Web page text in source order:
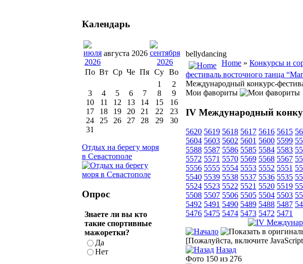
bellydancing
Home » Конкурсы и
фестиваль восточного танца
Международный конкурс-
Мои фавориты
IV Международный
5620 5619 5618 5617 5616 5615
5604 5603 5602 5601 5600 5599
5588 5587 5586 5585 5584 5583
5572 5571 5570 5569 5568 5567
5556 5555 5554 5553 5552 5551
5540 5539 5538 5537 5536 5535
5524 5523 5522 5521 5520 5519
5508 5507 5506 5505 5504 5503
5492 5491 5490 5489 5488 5487
5476 5475 5474 5473 5472 5471
[Пожалуйста, включите
Назад
Фото 150 из 276
Календарь
августа 2026
По Вт Ср Че Пя Су Во
1
2
3
4 5 6 7 8
9
10
11 12 13 14 15
16
17
18 19 20 21 22
23
24
25 26 27 28 29
30
31
Отдых на берегу моря
в Севастополе
Опрос
Знаете ли вы кто
такие спортивные
мажоретки?
Да
Нет